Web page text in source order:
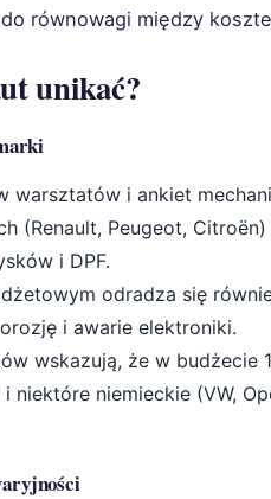
równowagi między
unikać?
warsztatów i ankiet
(Renault, Peugeot,
i DPF.
odradza się
i awarie elektroniki.
wskazują, że w budżecie
niektóre niemieckie (VW,